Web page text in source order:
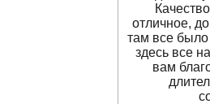
отличное,
там все было
здесь все
вам